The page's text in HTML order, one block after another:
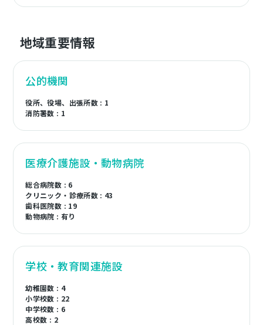
地域重要情報
公的機関
役所、役場、出張所数 : 1
消防署数 : 1
医療介護施設・動物病院
総合病院数 : 6
クリニック・診療所数 : 43
歯科医院数 : 19
動物病院 : 有り
学校・教育関連施設
幼稚園数 : 4
小学校数 : 22
中学校数 : 6
高校数 : 2